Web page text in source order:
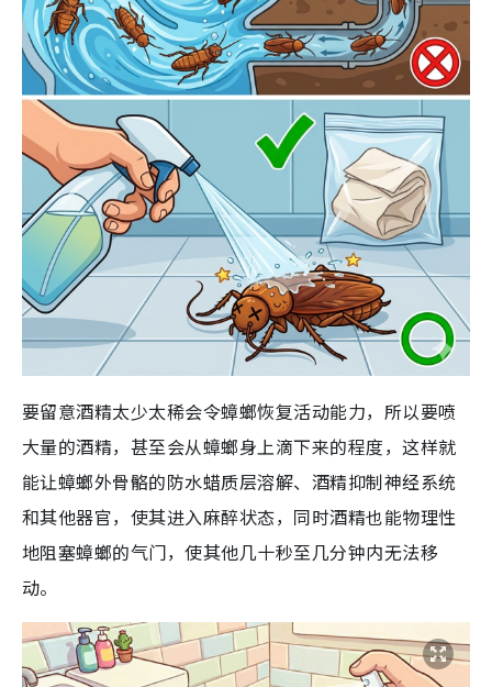
要留意酒精太少太稀会令蟑螂恢复活动能力，所以要喷
大量的酒精，甚至会从蟑螂身上滴下来的程度，这样就
能让蟑螂外骨骼的防水蜡质层溶解、酒精抑制神经系统
和其他器官，使其进入麻醉状态，同时酒精也能物理性
地阻塞蟑螂的气门，使其他几十秒至几分钟内无法移
动。